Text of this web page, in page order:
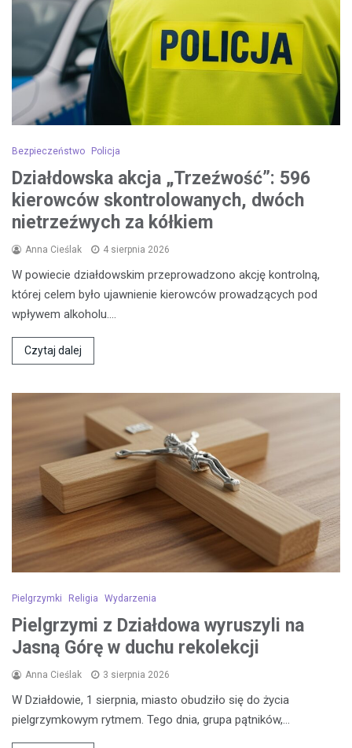
Bezpieczeństwo Policja
Działdowska akcja „Trzeźwość”: 596
kierowców skontrolowanych, dwóch
nietrzeźwych za kółkiem
Anna Cieślak 4 sierpnia 2026
W powiecie działdowskim przeprowadzono akcję kontrolną,
której celem było ujawnienie kierowców prowadzących pod
wpływem alkoholu.…
Czytaj dalej
Pielgrzymki Religia Wydarzenia
Pielgrzymi z Działdowa wyruszyli na
Jasną Górę w duchu rekolekcji
Anna Cieślak 3 sierpnia 2026
W Działdowie, 1 sierpnia, miasto obudziło się do życia
pielgrzymkowym rytmem. Tego dnia, grupa pątników,…